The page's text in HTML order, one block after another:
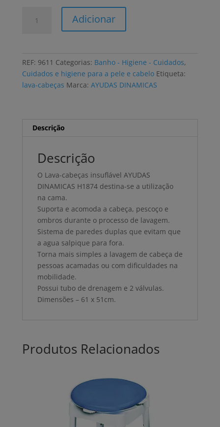
DINAMICAS
insuflável
Adicionar
REF: 9611 Categorias: Banho - Higiene - Cuidados,
Cuidados e higiene para a pele e cabelo Etiqueta:
lava-cabeças Marca: AYUDAS DINAMICAS
Descrição
Descrição
O Lava-cabeças insuflável AYUDAS
DINAMICAS H1874 destina-se a utilização
na cama.
Suporta e acomoda a cabeça, pescoço e
ombros durante o processo de lavagem.
Sistema de paredes duplas que evitam que
a agua salpique para fora.
Torna mais simples a lavagem de cabeça de
pessoas acamadas ou com dificuldades na
mobilidade.
Possui tubo de drenagem e 2 válvulas.
Dimensões – 61 x 51cm.
Produtos Relacionados